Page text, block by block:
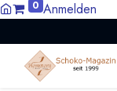
0 Anmelden